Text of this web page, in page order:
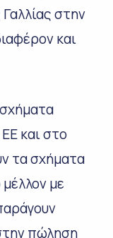
στην
και
και στο
τα σχήματα
με
πώληση